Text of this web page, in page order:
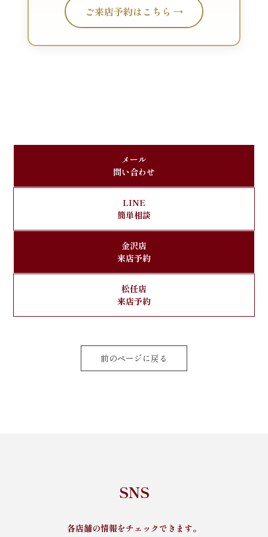
ご来店予約はこちら →
メール
問い合わせ
LINE
簡単相談
金沢店
来店予約
松任店
来店予約
前のページに戻る
SNS
各店舗の情報をチェックできます。